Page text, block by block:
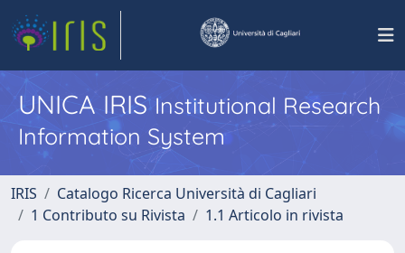
UNICA IRISInstitutional Research
Information System
IRIS
Catalogo Ricerca Università di Cagliari
1 Contributo su Rivista
1.1 Articolo in rivista